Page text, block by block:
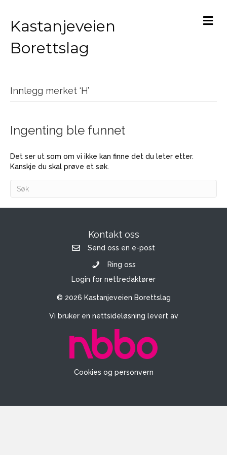
Kastanjeveien
Borettslag
Innlegg merket ‘H’
Ingenting ble funnet
Det ser ut som om vi ikke kan finne det du leter etter.
Kanskje du skal prøve et søk.
Kontakt oss
Send oss en e-post
Ring oss
Login for nettredaktører
© 2026 Kastanjeveien Borettslag
Vi bruker en nettsideløsning levert av
Cookies og personvern